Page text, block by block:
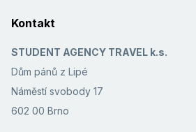
Kontakt
STUDENT AGENCY TRAVEL k.s.
Dům pánů z Lipé
Náměstí svobody 17
602 00 Brno